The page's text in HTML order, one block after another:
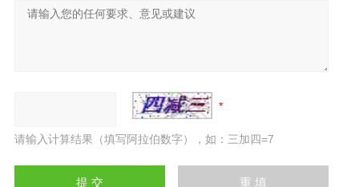
请输入计算结果（填写阿拉伯数字），如：三加四=7